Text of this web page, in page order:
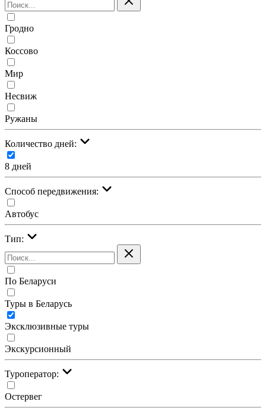
Гродно
Коссово
Мир
Несвиж
Ружаны
Количество дней:
8 дней
Cпособ передвижения:
Автобус
Тип:
По Беларуси
Туры в Беларусь
Эксклюзивные туры
Экскурсионный
Туроператор:
Остервег